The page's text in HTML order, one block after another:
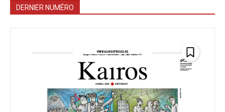
DERNIER NUMÉRO